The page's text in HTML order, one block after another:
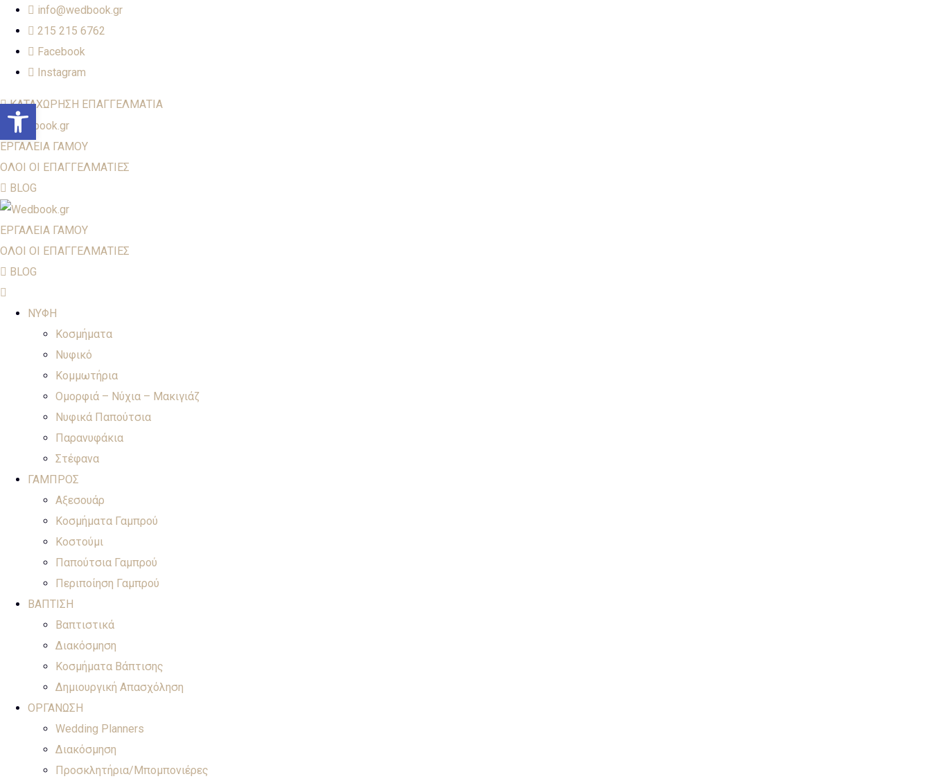
info@wedbook.gr
215 215 6762
Facebook
Instagram
ΚΑΤΑΧΩΡΗΣΗ ΕΠΑΓΓΕΛΜΑΤΙΑ
ΕΡΓΑΛΕΙΑ ΓΑΜΟΥ
ΟΛΟΙ ΟΙ ΕΠΑΓΓΕΛΜΑΤΙΕΣ
BLOG
ΕΡΓΑΛΕΙΑ ΓΑΜΟΥ
ΟΛΟΙ ΟΙ ΕΠΑΓΓΕΛΜΑΤΙΕΣ
BLOG
ΝΥΦΗ
Κοσμήματα
Νυφικό
Κομμωτήρια
Ομορφιά – Νύχια – Μακιγιάζ
Νυφικά Παπούτσια
Παρανυφάκια
Στέφανα
ΓΑΜΠΡΟΣ
Αξεσουάρ
Κοσμήματα Γαμπρού
Κοστούμι
Παπούτσια Γαμπρού
Περιποίηση Γαμπρού
ΒΑΠΤΙΣΗ
Βαπτιστικά
Διακόσμηση
Κοσμήματα Βάπτισης
Δημιουργική Απασχόληση
ΟΡΓΑΝΩΣΗ
Wedding Planners
Διακόσμηση
Προσκλητήρια/Μπομπονιέρες
Open toolbar